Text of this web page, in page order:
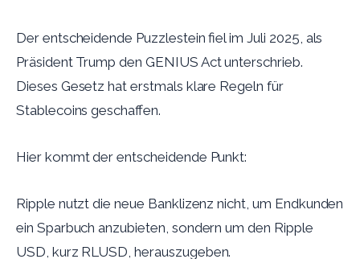
Der entscheidende Puzzlestein fiel im Juli 2025, als
Präsident Trump den GENIUS Act unterschrieb.
Dieses Gesetz hat erstmals klare Regeln für
Stablecoins geschaffen.
Hier kommt der entscheidende Punkt:
Ripple nutzt die neue Banklizenz nicht, um Endkunden
ein Sparbuch anzubieten, sondern um den Ripple
USD, kurz RLUSD, herauszugeben.